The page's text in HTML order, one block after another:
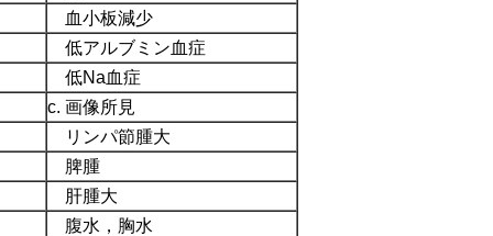
血小板減少
低アルブミン血症
低Na血症
c. 画像所見
リンパ節腫大
脾腫
肝腫大
腹水，胸水